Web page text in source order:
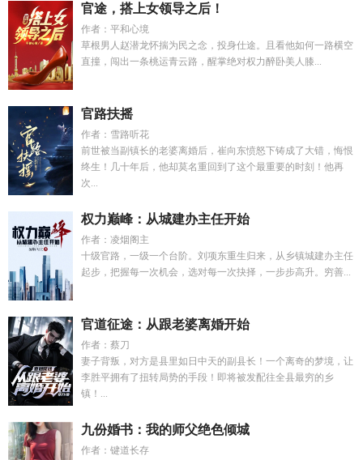
官途，搭上女领导之后！
作者：平和心境
草根男人赵潜龙怀揣为民之念，投身仕途。且看他如何一路横空
直撞，闯出一条桃运青云路，醒掌绝对权力醉卧美人膝...
官路扶摇
作者：雪路听花
前世被当副镇长的老婆离婚后，崔向东愤怒下铸成了大错，悔恨
终生！几十年后，他却莫名重回到了这个最重要的时刻！他再
次...
权力巅峰：从城建办主任开始
作者：凌烟阁主
十级官路，一级一个台阶。刘项东重生归来，从乡镇城建办主任
起步，把握每一次机会，选对每一次抉择，一步步高升。穷善...
官道征途：从跟老婆离婚开始
作者：蔡刀
妻子背叛，对方是县里如日中天的副县长！一个离奇的梦境，让
李胜平拥有了扭转局势的手段！即将被发配往全县最穷的乡
镇！...
九份婚书：我的师父绝色倾城
作者：键道长存